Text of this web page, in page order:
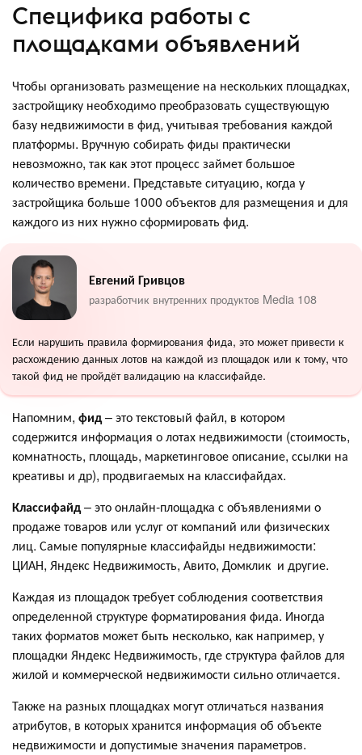
Специфика работы с
площадками объявлений
Чтобы организовать размещение на нескольких площадках,
застройщику необходимо преобразовать существующую
базу недвижимости в фид, учитывая требования каждой
платформы. Вручную собирать фиды практически
невозможно, так как этот процесс займет большое
количество времени. Представьте ситуацию, когда у
застройщика больше 1000 объектов для размещения и для
каждого из них нужно сформировать фид.
Евгений Гривцов
разработчик внутренних продуктов Media 108
Если нарушить правила формирования фида, это может привести к
расхождению данных лотов на каждой из площадок или к тому, что
такой фид не пройдёт валидацию на классифайде.
Напомним, фид– это текстовый файл, в котором
содержится информация о лотах недвижимости (стоимость,
комнатность, площадь, маркетинговое описание, ссылки на
креативы и др), продвигаемых на классифайдах.
Классифайд– это онлайн-площадка с объявлениями о
продаже товаров или услуг от компаний или физических
лиц. Самые популярные классифайды недвижимости:
ЦИАН, Яндекс Недвижимость, Авито, Домклик и другие.
Каждая из площадок требует соблюдения соответствия
определенной структуре форматирования фида. Иногда
таких форматов может быть несколько, как например, у
площадки Яндекс Недвижимость, где структура файлов для
жилой и коммерческой недвижимости сильно отличается.
Также на разных площадках могут отличаться названия
атрибутов, в которых хранится информация об объекте
недвижимости и допустимые значения параметров.